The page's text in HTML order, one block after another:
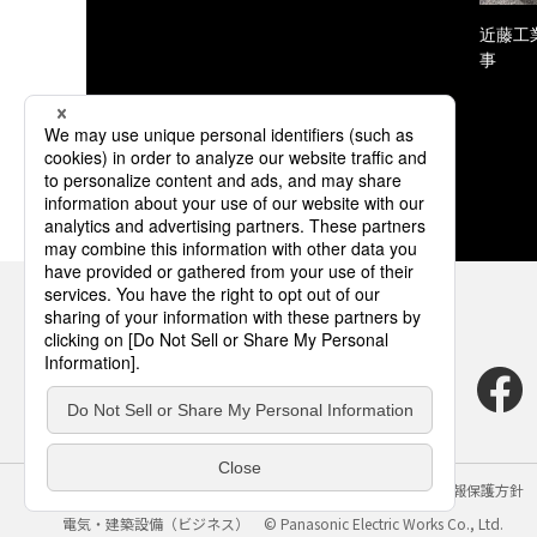
近藤工
事
サイトのご利用にあたって クッキーポリシー
個人情報保護方針
電気・建築設備（ビジネス）
© Panasonic Electric Works Co., Ltd.